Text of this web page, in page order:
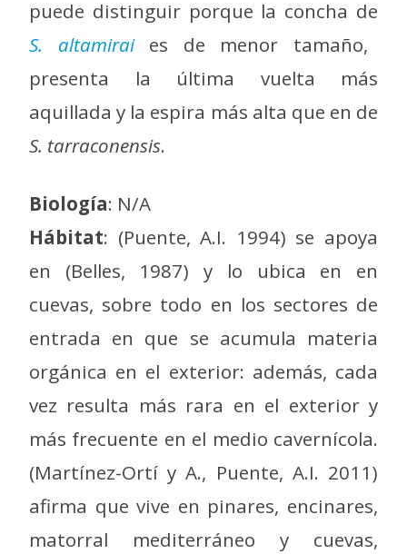
puede distinguir porque la concha de
S. altamiraies de menor tamaño,
presenta la última vuelta más
aquillada y la espira más alta que en de
S. tarraconensis.
Biología: N/A
Hábitat: (Puente, A.I. 1994) se apoya
en (Belles, 1987) y lo ubica en en
cuevas, sobre todo en los sectores de
entrada en que se acumula materia
orgánica en el exterior: además, cada
vez resulta más rara en el exterior y
más frecuente en el medio cavernícola.
(Martínez-Ortí y A., Puente, A.I. 2011)
afirma que vive en pinares, encinares,
matorral mediterráneo y cuevas,